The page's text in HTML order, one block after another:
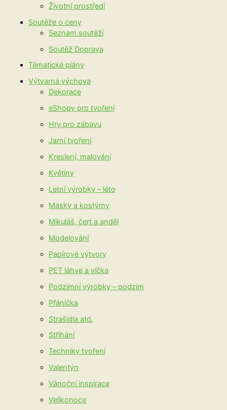
Životní prostředí
Soutěže o ceny
Seznam soutěží
Soutěž Doprava
Tématické plány
Výtvarná výchova
Dekorace
eShopy pro tvoření
Hry pro zábavu
Jarní tvoření
Kreslení, malování
Květiny
Letní výrobky – léto
Masky a kostýmy
Mikuláš, čert a anděl
Modelování
Papírové výtvory
PET láhve a víčka
Podzimní výrobky – podzim
Přáníčka
Strašidla atd.
Stříhání
Techniky tvoření
Valentýn
Vánoční inspirace
Velikonoce